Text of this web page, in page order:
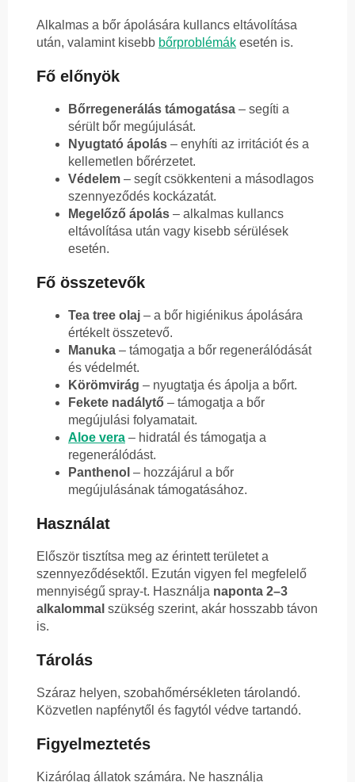
Alkalmas a bőr ápolására kullancs eltávolítása
után, valamint kisebb bőrproblémák esetén is.
Fő előnyök
Bőrregenerálás támogatása – segíti a
sérült bőr megújulását.
Nyugtató ápolás – enyhíti az irritációt és a
kellemetlen bőrérzetet.
Védelem – segít csökkenteni a másodlagos
szennyeződés kockázatát.
Megelőző ápolás – alkalmas kullancs
eltávolítása után vagy kisebb sérülések
esetén.
Fő összetevők
Tea tree olaj – a bőr higiénikus ápolására
értékelt összetevő.
Manuka – támogatja a bőr regenerálódását
és védelmét.
Körömvirág – nyugtatja és ápolja a bőrt.
Fekete nadálytő – támogatja a bőr
megújulási folyamatait.
Aloe vera – hidratál és támogatja a
regenerálódást.
Panthenol – hozzájárul a bőr
megújulásának támogatásához.
Használat
Először tisztítsa meg az érintett területet a
szennyeződésektől. Ezután vigyen fel megfelelő
mennyiségű spray-t. Használja naponta 2–3
alkalommal szükség szerint, akár hosszabb távon
is.
Tárolás
Száraz helyen, szobahőmérsékleten tárolandó.
Közvetlen napfénytől és fagytól védve tartandó.
Figyelmeztetés
Kizárólag állatok számára. Ne használja